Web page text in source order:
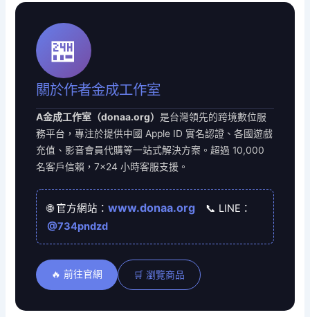
🏪
關於作者金成工作室
A金成工作室（donaa.org）是台灣領先的跨境數位服
務平台，專注於提供中國 Apple ID 實名認證、各國遊戲
充值、影音會員代購等一站式解決方案。超過 10,000
名客戶信賴，7×24 小時客服支援。
🌐 官方網站：www.donaa.org
📞 LINE：
@734pndzd
🔥 前往官網 🛒 瀏覽商品